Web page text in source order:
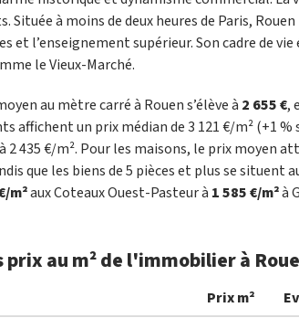
Située à moins de deux heures de Paris,
et l’enseignement supérieur. Son cadre de
le Vieux-Marché.
au mètre carré à Rouen s’élève à 2 655 €,
affichent un prix médian de 3 121 €/m² (+1 %
2 435 €/m². Pour les maisons, le prix moyen
que les biens de 5 pièces et plus se
m²aux Coteaux Ouest-Pasteur à 1 585 €/m²à
prix au m² de l'immobilier à
Prix m²